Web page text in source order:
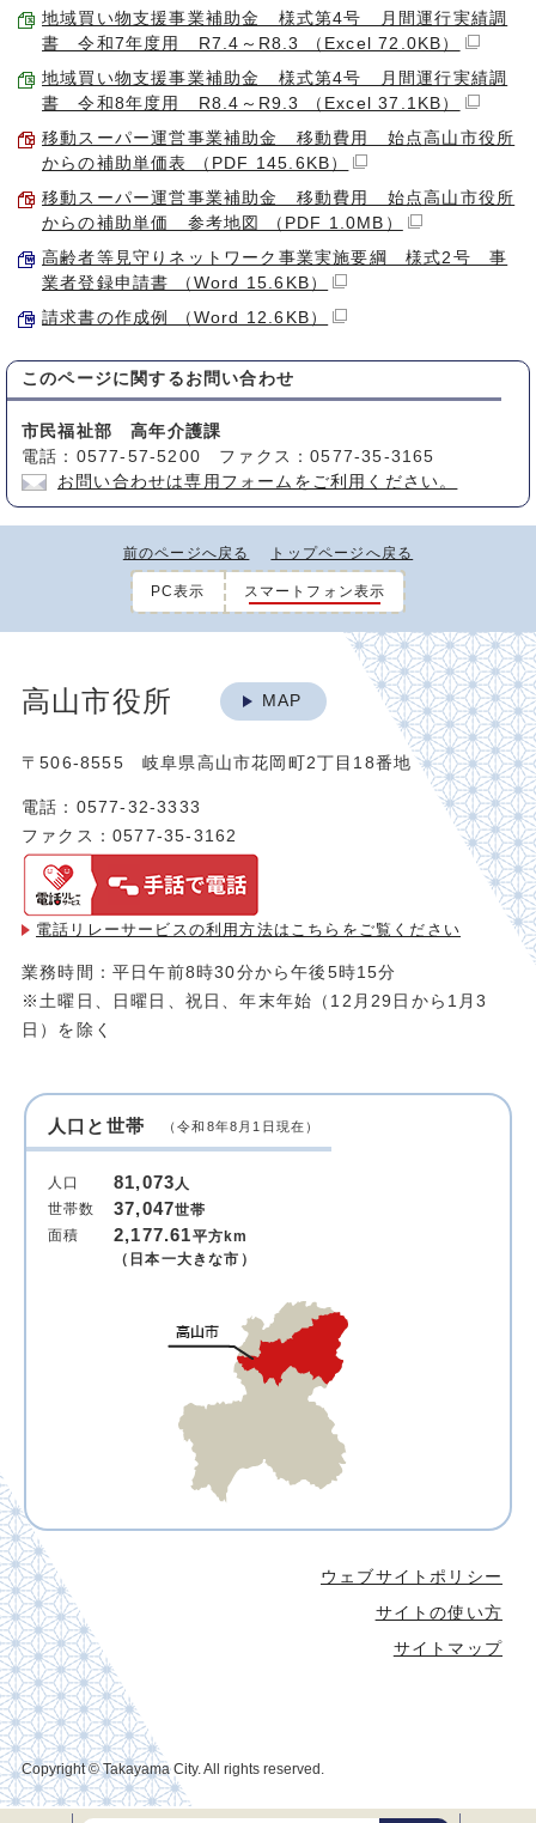
地域買い物支援事業補助金 様式第4号 月間運行実績調
書 令和7年度用 R7.4～R8.3 （Excel 72.0KB）
地域買い物支援事業補助金 様式第4号 月間運行実績調
書 令和8年度用 R8.4～R9.3 （Excel 37.1KB）
移動スーパー運営事業補助金 移動費用 始点高山市役所
からの補助単価表 （PDF 145.6KB）
移動スーパー運営事業補助金 移動費用 始点高山市役所
からの補助単価 参考地図 （PDF 1.0MB）
高齢者等見守りネットワーク事業実施要綱 様式2号 事
業者登録申請書 （Word 15.6KB）
請求書の作成例 （Word 12.6KB）
このページに関する お問い合わせ
市民福祉部 高年介護課
電話：0577-57-5200 ファクス：0577-35-3165
お問い合わせは専用フォームをご利用ください。
前のページへ戻る トップページへ戻る
PC表示 スマートフォン表示
高山市役所 MAP
〒506-8555 岐阜県高山市花岡町2丁目18番地
電話：0577-32-3333
ファクス：0577-35-3162
電話リレーサービスの利用方法は こちらをご覧ください
業務時間：平日午前8時30分から午後5時15分
※土曜日、日曜日、祝日、年末年始（12月29日から1月3
日）を除く
人口と世帯 （令和8年8月1日現在）
人口 81,073人
世帯数
37,047世帯
面積
2,177.61平方km
（日本一大きな市）
ウェブサイトポリシー
サイトの使い方
サイトマップ
Copyright © Takayama City. All rights reserved.